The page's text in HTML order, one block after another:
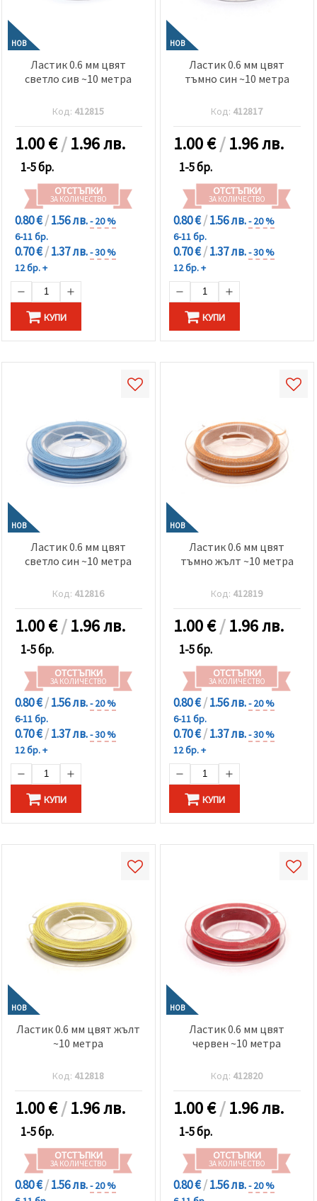
НОВ
Ластик 0.6 мм цвят
светло сив ~10 метра
Код: 412815
1.00€/1.96 лв.
1-5 бр.
ОТСТЪПКИ
ЗА КОЛИЧЕСТВО
0.80 €/1.56 лв.- 20 %
6-11 бр.
0.70 €/1.37 лв.- 30 %
12 бр. +
КУПИ
НОВ
Ластик 0.6 мм цвят
тъмно син ~10 метра
Код: 412817
1.00€/1.96 лв.
1-5 бр.
ОТСТЪПКИ
ЗА КОЛИЧЕСТВО
0.80 €/1.56 лв.- 20 %
6-11 бр.
0.70 €/1.37 лв.- 30 %
12 бр. +
КУПИ
НОВ
Ластик 0.6 мм цвят
светло син ~10 метра
Код: 412816
1.00€/1.96 лв.
1-5 бр.
ОТСТЪПКИ
ЗА КОЛИЧЕСТВО
0.80 €/1.56 лв.- 20 %
6-11 бр.
0.70 €/1.37 лв.- 30 %
12 бр. +
КУПИ
НОВ
Ластик 0.6 мм цвят
тъмно жълт ~10 метра
Код: 412819
1.00€/1.96 лв.
1-5 бр.
ОТСТЪПКИ
ЗА КОЛИЧЕСТВО
0.80 €/1.56 лв.- 20 %
6-11 бр.
0.70 €/1.37 лв.- 30 %
12 бр. +
КУПИ
НОВ
Ластик 0.6 мм цвят жълт
~10 метра
Код: 412818
1.00€/1.96 лв.
1-5 бр.
ОТСТЪПКИ
ЗА КОЛИЧЕСТВО
0.80 €/1.56 лв.- 20 %
НОВ
Ластик 0.6 мм цвят
червен ~10 метра
Код: 412820
1.00€/1.96 лв.
1-5 бр.
ОТСТЪПКИ
ЗА КОЛИЧЕСТВО
0.80 €/1.56 лв.- 20 %